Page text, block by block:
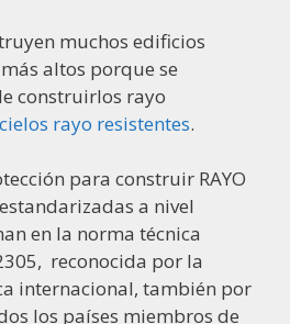
muchos edificios
altos porque se
construirlos rayo
rayo resistentes.
para construir RAYO
estandarizadas a nivel
en la norma técnica
reconocida por la
internacional, también por
los países miembros de